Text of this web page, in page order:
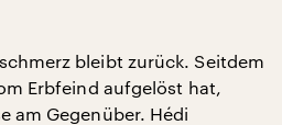
bleibt zurück. Seitdem
Erbfeind aufgelöst hat,
am Gegenüber. Hédi